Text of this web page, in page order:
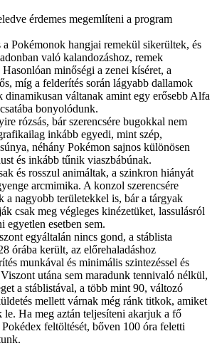
érdemes megemlíteni a program
Pokémonok hangjai remekül sikerültek, és
való kalandozáshoz, remek
minőségi a zenei kíséret, a
míg a felderítés során lágyabb dallamok
dinamikusan váltanak amint egy erősebb Alfa
bonyolódunk.
rózsás, bár szerencsére bugokkal nem
inkább egyedi, mint szép,
néhány Pokémon sajnos különösen
és inkább tűnik viaszbábúnak.
és rosszul animáltak, a szinkron hiányát
arcmimika. A konzol szerencsére
a nagyobb területekkel is, bár a tárgyak
csak meg végleges kinézetüket, lassulásról
egyetlen esetben sem.
egyáltalán nincs gond, a stáblista
órába került, az előrehaladáshoz
munkával és minimális szintezéssel és
utána sem maradunk tennivaló nélkül,
a stáblistával, a több mint 90, változó
mellett várnak még ránk titkok, amiket
le. Ha meg aztán teljesíteni akarjuk a fő
feltöltését, bőven 100 óra feletti